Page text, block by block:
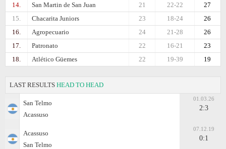
14.
San Martin de San Juan 27
22-22
21
15.
Chacarita Juniors 26
18-24
23
16.
Agropecuario 26
21-28
24
17.
Patronato 23
16-21
22
18.
Atlético Güemes 19
19-39
22
LAST RESULTS HEAD TO HEAD
San Telmo
Acassuso
01.03.26
2:3
Acassuso
San Telmo
07.12.19
0:1